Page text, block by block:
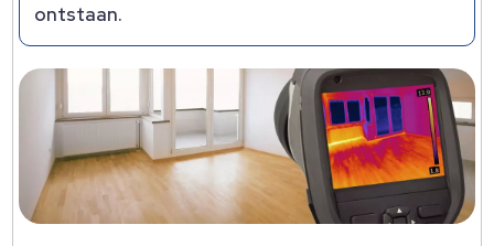
ontstaan.